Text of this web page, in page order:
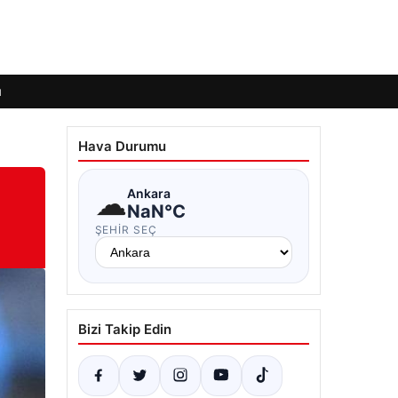
Hava Durumu
☁Ankara
NaN°C
ŞEHIR SEÇ
Bizi Takip Edin